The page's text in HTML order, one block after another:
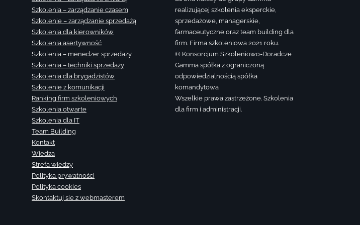
Szkolenia – zarządzanie czasem
Szkolenie – zarządzanie sprzedażą
Szkolenia dla kierowników
Szkolenia asertywność
Szkolenia – menedżer sprzedaży
Szkolenia – techniki sprzedaży
Szkolenia dla brygadzistów
Szkolenie z komunikacji
Ranking firm szkoleniowych
Szkolenia otwarte
Szkolenia dla IT
Team Building
Kontakt
Wiedza
Strefa wiedzy
Polityka prywatności
Polityka cookies
Skontaktuj sie z webmasterem
realizującej szkolenia eksperckie,
sprzedażowe, managerskie,
farmaceutyczne oraz team building dla
firm. Firma szkoleniowa 2021 roku.
© Konsorcjum Szkoleniowo-Doradcze
Gamma spółka z ograniczoną
odpowiedzialnością spółka
komandytowa
Wszelkie prawa zastrzeżone. Szkolenia
dla firm i administracji.